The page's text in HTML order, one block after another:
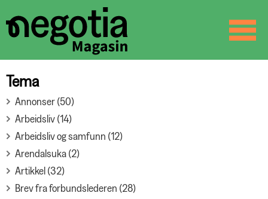
☰
Tema
Annonser (50)
Arbeidsliv (14)
Arbeidsliv og samfunn (12)
Arendalsuka (2)
Artikkel (32)
Brev fra forbundslederen (28)